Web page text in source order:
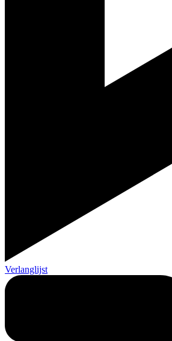
Verlanglijst